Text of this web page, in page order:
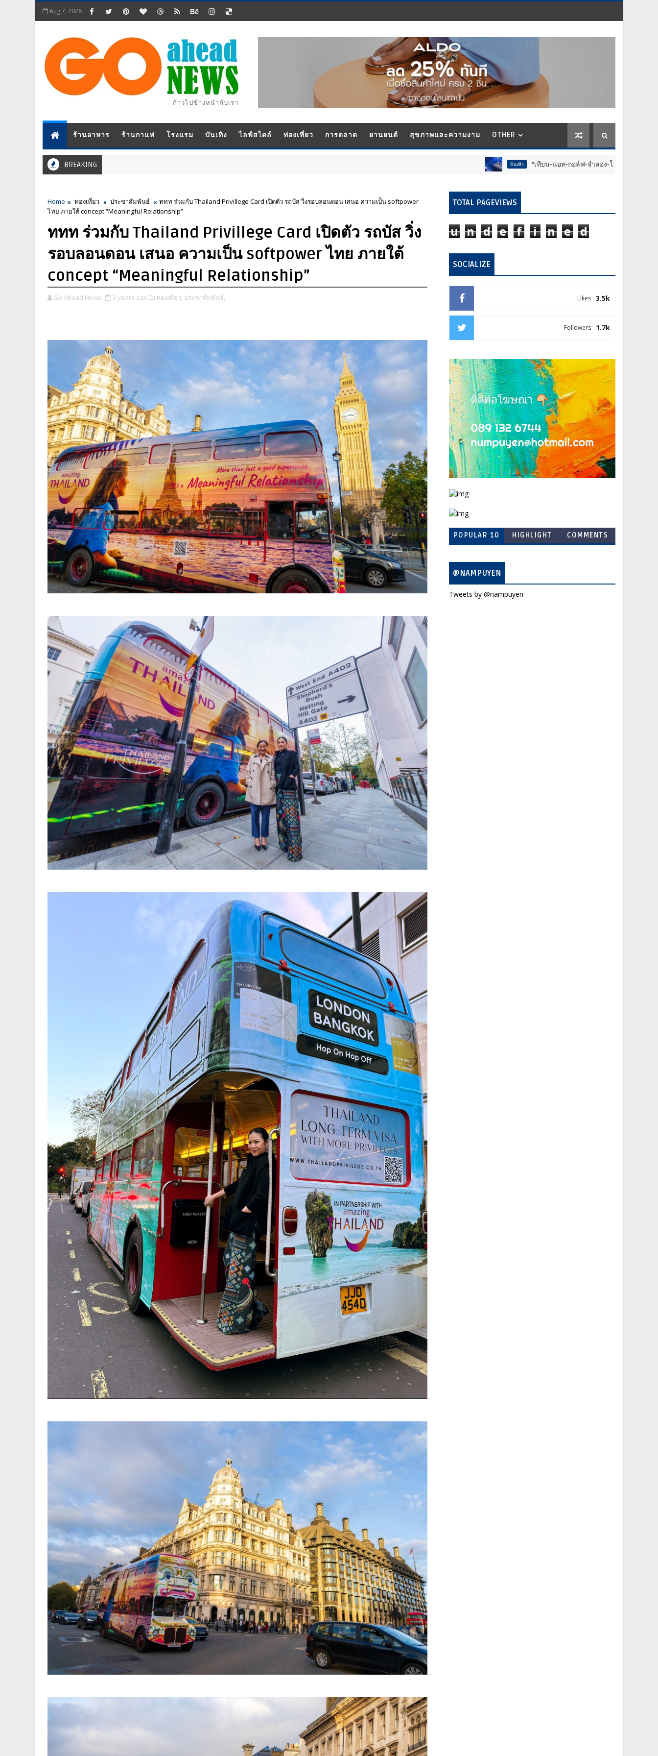
Aug 7, 2026
ก้าวไปข้างหน้ากับเรา
ร้านอาหาร ร้านกาแฟ โรงแรม บันเทิง ไลฟ์สไตล์ ท่องเที่ยว การตลาด ยานยนต์ สุขภาพและความงาม OTHER
BREAKING “เทียน-นอท-กอล์ฟ-จำลอง-โฟล์ค” ร้องจ๊าก!! อุปกรณ์ม่วนจอ
Home ท่องเที่ยว ประชาสัมพันธ์
ททท ร่วมกับ Thailand Privillege Card เปิดตัว รถบัส วิ่งรอบลอนดอน เสนอ ความเป็น softpower
ไทย ภายใต้ concept “Meaningful Relationship”
ททท ร่วมกับ Thailand Privillege Card เปิดตัว รถบัส วิ่ง
รอบลอนดอน เสนอ ความเป็น softpower ไทย ภายใต้
concept “Meaningful Relationship”
Go Ahead News 3 years ago ท่องเที่ยว, ประชาสัมพันธ์,
TOTAL PAGEVIEWS
u n d e f i n e d
SOCIALIZE
3.5k
Likes
1.7k
Followers
POPULAR 10 HIGHLIGHT COMMENTS
@NAMPUYEN
Tweets by @nampuyen